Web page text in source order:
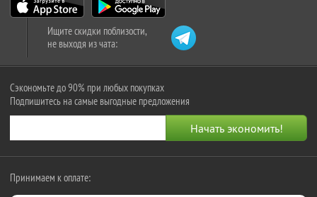
Ищите скидки поблизости,
не выходя из чата:
Сэкономьте до 90% при любых покупках
Подпишитесь на самые выгодные предложения
Принимаем к оплате: